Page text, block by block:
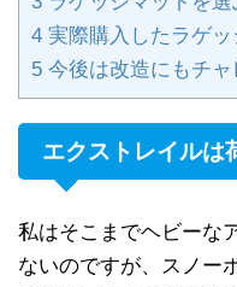
4 実際購入したラゲッ
5 今後は改造にもチ
エクストレイルは
私はそこまでヘビーな
ないのですが、スノー